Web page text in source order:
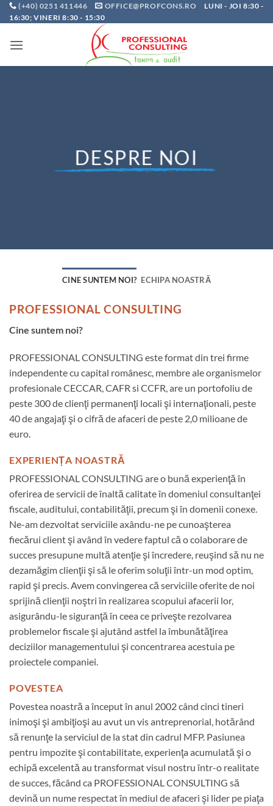
Skip
to
(+40) 0251 411446 OFFICE@PROFCONS.RO
LUNI - JOI 8:30 -
16:30; VINERI 8:30 - 15:30
DESPRE NOI
CINE SUNTEM NOI? ECHIPA NOASTRĂ
PROFESSIONAL CONSULTING
Cine suntem noi?
PROFESSIONAL CONSULTING este format din trei firme
independente cu capital românesc, membre ale organismelor
profesionale CECCAR, CAFR si CCFR, are un portofoliu de
peste 300 de clienţi permanenţi locali şi internaţionali, peste
40 de angajaţi şi o cifră de afaceri de peste 2,0 milioane de
euro.
EXPERIENȚA NOASTRĂ
PROFESSIONAL CONSULTING are o bună experienţă în
oferirea de servicii de înaltă calitate în domeniul consultanţei
fiscale, auditului, contabilităţii, precum şi în domenii conexe.
Ne-am dezvoltat serviciile axându-ne pe cunoaşterea
fiecărui client şi având în vedere faptul că o colaborare de
succes presupune multă atenţie şi încredere, reuşind să nu ne
dezamăgim clienţii şi să le oferim soluţii într-un mod optim,
rapid şi precis. Avem convingerea că serviciile oferite de noi
sprijină clienţii noştri în realizarea scopului afacerii lor,
asigurându-le siguranţă în ceea ce priveşte rezolvarea
problemelor fiscale şi ajutând astfel la îmbunătăţirea
deciziilor managementului şi concentrarea acestuia pe
proiectele companiei.
POVESTEA
Povestea noastră a început în anul 2002 când cinci tineri
inimoşi şi ambiţioşi au avut un vis antreprenorial, hotărând
să renunţe la serviciul de la stat din cadrul MFP. Pasiunea
pentru impozite şi contabilitate, experienţa acumulată şi o
echipă excelentă au transformat visul nostru într-o realitate
de succes, făcând ca PROFESSIONAL CONSULTING să
devină un nume respectat în mediul de afaceri şi lider pe piaţa